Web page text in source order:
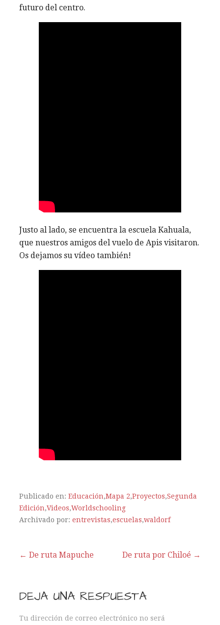
futuro del centro.
Justo al lado, se encuentra la escuela Kahuala,
que nuestros amigos del vuelo de Apis visitaron.
Os dejamos su vídeo también!
Publicado en: Educación,Mapa 2,Proyectos,Segunda
Edición,Videos,Worldschooling
Archivado por: entrevistas,escuelas,waldorf
← De ruta Mapuche De ruta por Chiloé →
DEJA UNA RESPUESTA
Tu dirección de correo electrónico no será